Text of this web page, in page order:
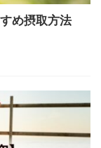
め摂取方法